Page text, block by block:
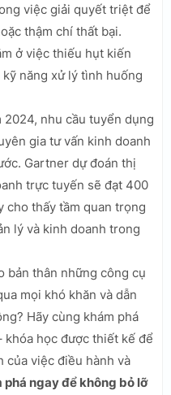
việc giải quyết triệt để
thậm chí thất bại.
ở việc thiếu hụt kiến
năng xử lý tình huống
2024, nhu cầu tuyển dụng
gia tư vấn kinh doanh
Gartner dự đoán thị
trực tuyến sẽ đạt 400
cho thấy tầm quan trọng
lý và kinh doanh trong
bản thân những công cụ
mọi khó khăn và dẫn
Hãy cùng khám phá
khóa học được thiết kế để
của việc điều hành và
phá ngay để không bỏ lỡ